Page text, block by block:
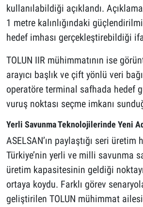
kullanılabildiği açıklandı.
1 metre kalınlığındaki
hedef imhası gerçekleştirebildiği
TOLUN IIR mühimmatının ise
arayıcı başlık ve çift yönlü veri
operatöre terminal safhada hedef
vuruş noktası seçme imkanı
Yerli Savunma Teknolojilerinde Yeni
ASELSAN’ın paylaştığı seri üretim
Türkiye’nin yerli ve milli savunma
üretim kapasitesinin geldiği
ortaya koydu. Farklı görev
geliştirilen TOLUN mühimmat